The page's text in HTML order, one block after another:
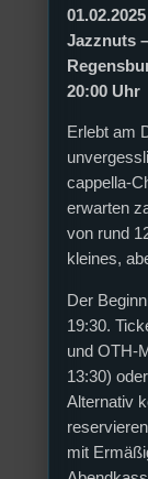
01.02.2025
Jazznuts
20:00 Uhr
Erlebt am
cappella-
erwarten
von rund
kleines,
Der
19:30.
und OTH-
13:30)
Alternativ
mit